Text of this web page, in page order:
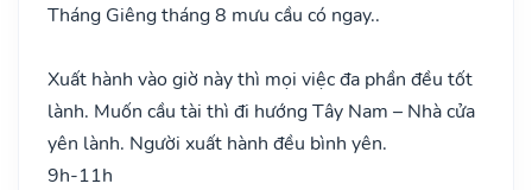
Tháng Giêng tháng 8 mưu cầu có ngay..
Xuất hành vào giờ này thì mọi việc đa phần đều tốt
lành. Muốn cầu tài thì đi hướng Tây Nam – Nhà cửa
yên lành. Người xuất hành đều bình yên.
9h-11h